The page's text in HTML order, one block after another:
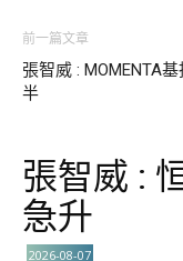
前一篇文章
張智威 : MOMENTA
半
張智威 :
急升
2026-08-07